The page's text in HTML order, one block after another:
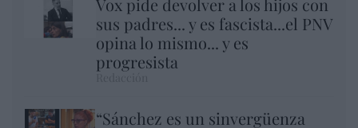
Vox pide devolver a los hijos con
sus padres... y es fascista...el PNV
opina lo mismo... y es
progresista
“Sánchez es un sinvergüenza